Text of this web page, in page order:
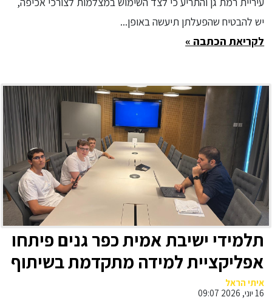
יש להבטיח שהפעלתן תיעשה באופן...
לקריאת הכתבה »
תלמידי ישיבת אמית כפר גנים פיתחו
אפליקציית למידה מתקדמת בשיתוף
גוגל
איתי הראל
16 יוני, 2026 09:07